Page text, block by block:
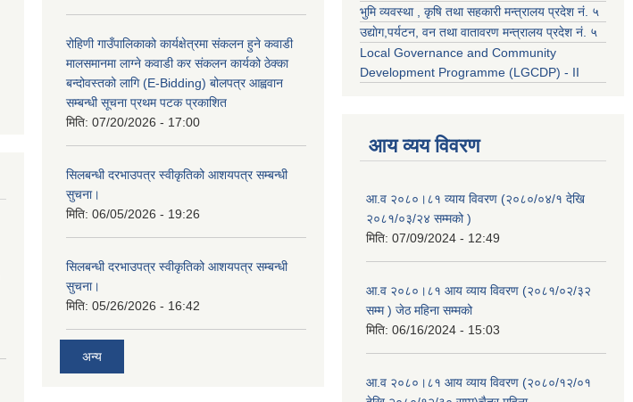
रोहिणी गाउँपालिकाको कार्यक्षेत्रमा संकलन हुने कवाडी
मालसमानमा लाग्ने कवाडी कर संकलन कार्यको ठेक्का
बन्दोवस्तको लागि (E-Bidding) बोलपत्र आह्ववान
सम्बन्धी सूचना प्रथम पटक प्रकाशित
मिति: 07/20/2026 - 17:00
सिलबन्धी दरभाउपत्र स्वीकृतिको आशयपत्र सम्बन्धी
सुचना।
मिति: 06/05/2026 - 19:26
सिलबन्धी दरभाउपत्र स्वीकृतिको आशयपत्र सम्बन्धी
सुचना।
मिति: 05/26/2026 - 16:42
अन्य
भुमि व्यवस्था , कृषि तथा सहकारी मन्त्रालय प्रदेश नं. ५
उद्याेग,पर्यटन, वन तथा वातावरण मन्त्रालय प्रदेश नं. ५
Local Governance and Community
Development Programme (LGCDP) - II
आय व्यय विवरण
आ.व २०८०।८१ व्याय विवरण (२०८०/०४/१ देखि
२०८१/०३/२४ सम्मको )
मिति: 07/09/2024 - 12:49
आ.व २०८०।८१ आय व्याय विवरण (२०८१/०२/३२
सम्म ) जेठ महिना सम्मको
मिति: 06/16/2024 - 15:03
आ.व २०८०।८१ आय व्याय विवरण (२०८०/१२/०१